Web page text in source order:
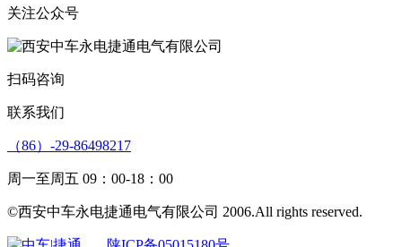
关注公众号
扫码咨询
联系我们
（86）-29-86498217
周一至周五 09：00-18：00
©西安中车永电捷通电气有限公司 2006.All rights reserved.